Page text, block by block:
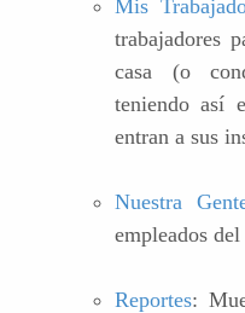
Mis
trabajadores
casa (o
teniendo así
entran a sus
Nuestra
empleados
Reportes: